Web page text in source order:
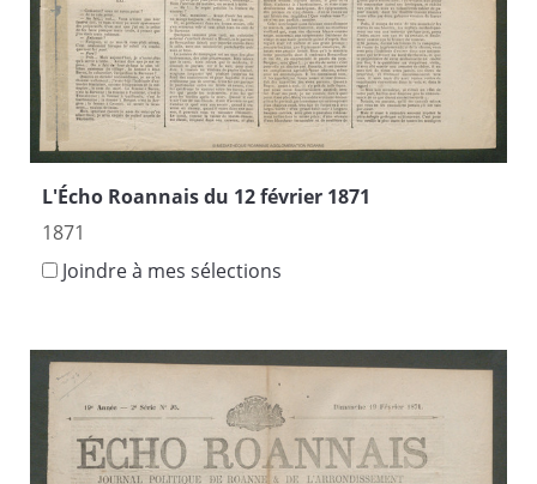
L'Écho Roannais du 12 février 1871
1871
Joindre à mes sélections